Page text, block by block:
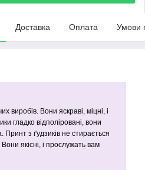
Доставка Оплата Умови
виробів. Вони яскраві, міцні, і
гладко відполіровані, вони
Принт з ґудзиків не стирається
якісні, і прослужать вам